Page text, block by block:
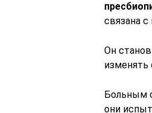
связана с
Он
изменять
Больным
они